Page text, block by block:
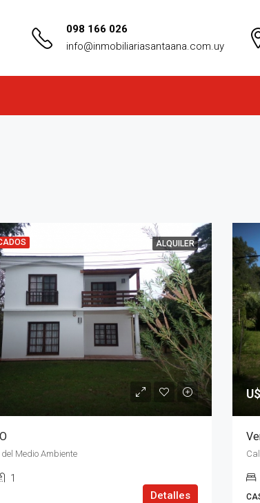
098 166 026
info@inmobiliariasantaana.com.uy
ALQUILER
Medio Ambiente
1
Detalles